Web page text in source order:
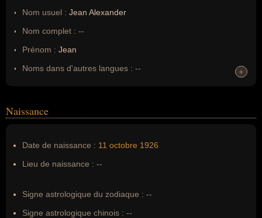
Nom usuel : Jean Alexander
Nom complet : --
Prénom : Jean
Noms dans d'autres langues : --
Nom de famille :Alexander
+
+
Naissance
Date de naissance : 11 octobre 1926
Lieu de naissance : --
Signe astrologique du zodiaque : --
Signe astrologique chinois : --